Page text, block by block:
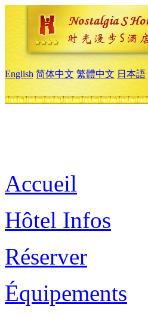
English 简体中文 繁體中文 日本語
Accueil
Hôtel Infos
Réserver
Équipements